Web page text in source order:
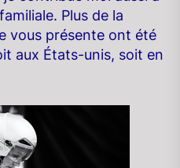
Plus de la
vous présente ont été
aux États-unis, soit en